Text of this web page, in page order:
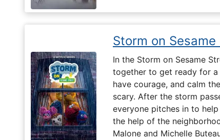
Storm on
In the Storm on Sesame
together to get ready for
have courage, and calm
scary. After the storm
everyone pitches in to
the help of the
Malone and Michelle